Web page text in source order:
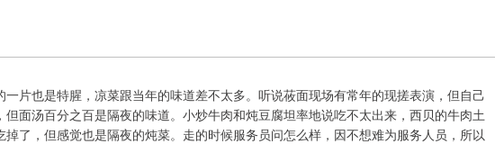
片也是特腥，凉菜跟当年的味道差不太多。听说莜面现场有常年的现搓表演，但自己
面汤百分之百是隔夜的味道。小炒牛肉和炖豆腐坦率地说吃不太出来，西贝的牛肉土
了，但感觉也是隔夜的炖菜。走的时候服务员问怎么样，因不想难为服务人员，所以